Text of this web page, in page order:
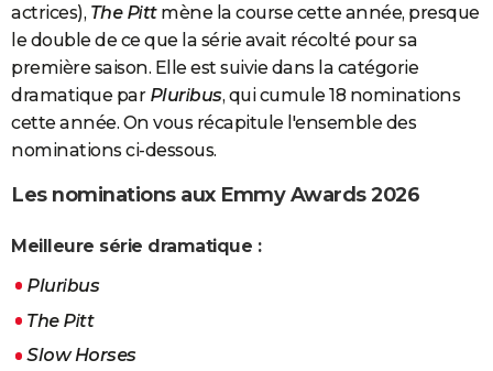
actrices), The Pittmène la course cette année, presque
le double de ce que la série avait récolté pour sa
première saison. Elle est suivie dans la catégorie
dramatique par Pluribus, qui cumule 18 nominations
cette année. On vous récapitule l'ensemble des
nominations ci-dessous.
Les nominations aux Emmy Awards 2026
Meilleure série dramatique :
Pluribus
The Pitt
Slow Horses